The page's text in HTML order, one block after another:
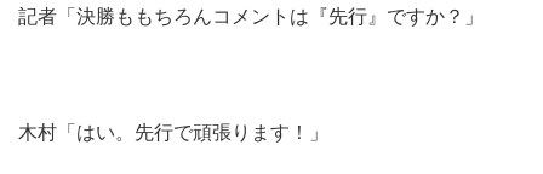
記者「決勝ももちろんコメントは『先行』ですか？」
木村「はい。先行で頑張ります！」